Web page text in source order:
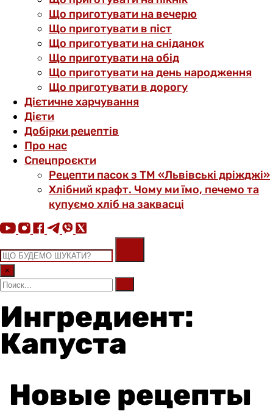
Що приготувати на вечерю
Що приготувати в піст
Що приготувати на сніданок
Що приготувати на обід
Що приготувати на день народження
Що приготувати в дорогу
Дієтичне харчування
Дієти
Добірки рецептів
Про нас
Спецпроєкти
Рецепти пасок з ТМ «Львівські дріжджі»
Хлібний крафт. Чому ми їмо, печемо та
купуємо хліб на заквасці
×
Ингредиент:
Капуста
Новые рецепты